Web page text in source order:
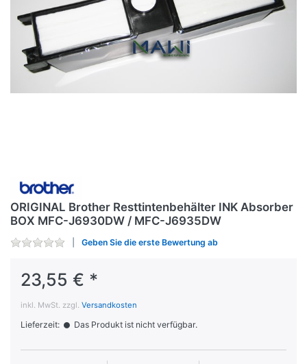
ORIGINAL Brother Resttintenbehälter INK Absorber
BOX MFC-J6930DW / MFC-J6935DW
Geben Sie die erste Bewertung ab
23,55 € *
inkl. MwSt. zzgl. Versandkosten
Lieferzeit: Das Produkt ist nicht verfügbar.